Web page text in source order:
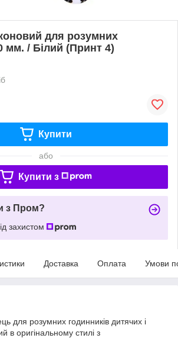
для розумних
мм. / Білий (Принт 4)
Купити
або
Купити з
з Пром?
захистом
Доставка Оплата Умови
для розумних годинників дитячих і
в оригінальному стилі з